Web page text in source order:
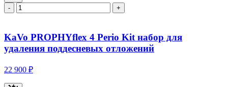
- +
KaVo PROPHYflex 4 Perio Kit набор для
удаления поддесневых отложений
22 900 ₽